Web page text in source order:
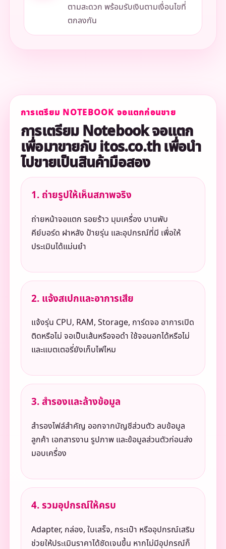
ตามสะดวก พร้อมรับเงินตามเงื่อนไขที่
ตกลงกัน
การเตรียม NOTEBOOK จอแตกก่อนขาย
การเตรียม Notebook จอแตก
เพื่อมาขายกับ itos.co.th เพื่อนำ
ไปขายเป็นสินค้ามือสอง
1. ถ่ายรูปให้เห็นสภาพจริง
ถ่ายหน้าจอแตก รอยร้าว มุมเครื่อง บานพับ
คีย์บอร์ด ฝาหลัง ป้ายรุ่น และอุปกรณ์ที่มี เพื่อให้
ประเมินได้แม่นยำ
2. แจ้งสเปกและอาการเสีย
แจ้งรุ่น CPU, RAM, Storage, การ์ดจอ อาการเปิด
ติดหรือไม่ จอเป็นเส้นหรือจอดำ ใช้จอนอกได้หรือไม่
และแบตเตอรี่ยังเก็บไฟไหม
3. สำรองและล้างข้อมูล
สำรองไฟล์สำคัญ ออกจากบัญชีส่วนตัว ลบข้อมูล
ลูกค้า เอกสารงาน รูปภาพ และข้อมูลส่วนตัวก่อนส่ง
มอบเครื่อง
4. รวมอุปกรณ์ให้ครบ
Adapter, กล่อง, ใบเสร็จ, กระเป๋า หรืออุปกรณ์เสริม
ช่วยให้ประเมินราคาได้ชัดเจนขึ้น หากไม่มีอุปกรณ์ก็